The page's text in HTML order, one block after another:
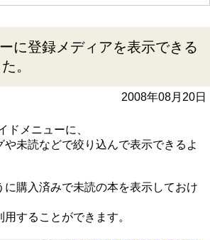
に登録メディアを表示できる
。
2008年08月20日
ドメニューに、
未読などで絞り込んで表示できるよ
に購入済みで未読の本を表示しておけ
することができます。